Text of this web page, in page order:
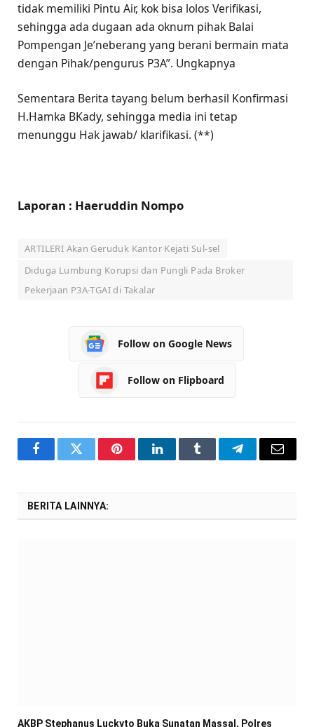
tidak memiliki Pintu Air, kok bisa lolos Verifikasi,
sehingga ada dugaan ada oknum pihak Balai
Pompengan Je’neberang yang berani bermain mata
dengan Pihak/pengurus P3A”. Ungkapnya
Sementara Berita tayang belum berhasil Konfirmasi
H.Hamka BKady, sehingga media ini tetap
menunggu Hak jawab/ klarifikasi. (**)
Laporan : Haeruddin Nompo
ARTILERI Akan Geruduk Kantor Kejati Sul-sel
Diduga Lumbung Korupsi dan Pungli Pada Broker
Pekerjaan P3A-TGAI di Takalar
Follow on Google News
Follow on Flipboard
FacebookTwitter PinterestLinkedInTumblr TelegramEmail
BERITA LAINNYA:
AKBP Stephanus Luckyto Buka Sunatan Massal, Polres